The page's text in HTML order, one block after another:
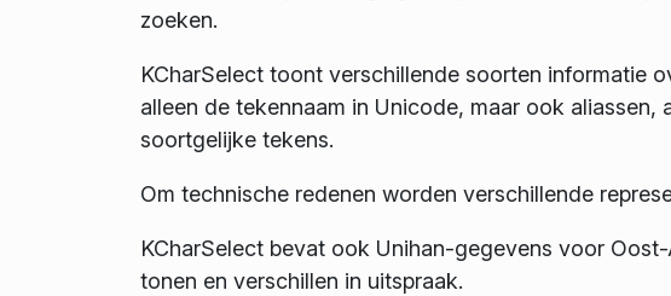
zoeken.
KCharSelect toont verschillende soorten informatie
alleen de tekennaam in Unicode, maar ook
soortgelijke tekens.
Om technische redenen worden verschillende
KCharSelect bevat ook Unihan-gegevens voor
tonen en verschillen in uitspraak.